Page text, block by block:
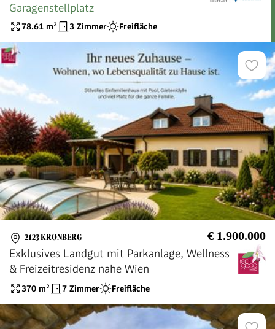
Garagenstellplatz
78.61 m² 3 Zimmer Freifläche
2123 KRONBERG € 1.900.000
Exklusives Landgut mit Parkanlage, Wellness
& Freizeitresidenz nahe Wien
370 m² 7 Zimmer Freifläche